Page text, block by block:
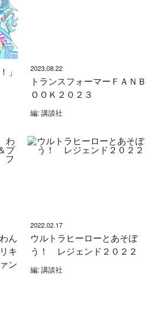
」
2023.08.22
トランスフォーマーＦＡＮＢ
ＯＯＫ２０２３
編: 講談社
ん
キ
ン
2022.02.17
ウルトラヒーローとあそぼ
う！ レジェンド２０２２
編: 講談社